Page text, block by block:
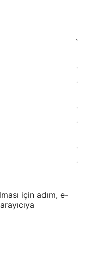
için adım, e-